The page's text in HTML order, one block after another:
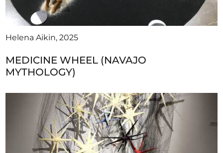
Helena Aikin, 2025
MEDICINE WHEEL (NAVAJO
MYTHOLOGY)